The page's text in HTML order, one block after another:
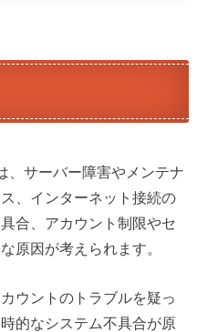
、サーバー障害やメンテナ
、インターネット接続の
合、アカウント制限やセ
原因が考えられます。
ウントのトラブルを疑っ
的なシステム不具合が原